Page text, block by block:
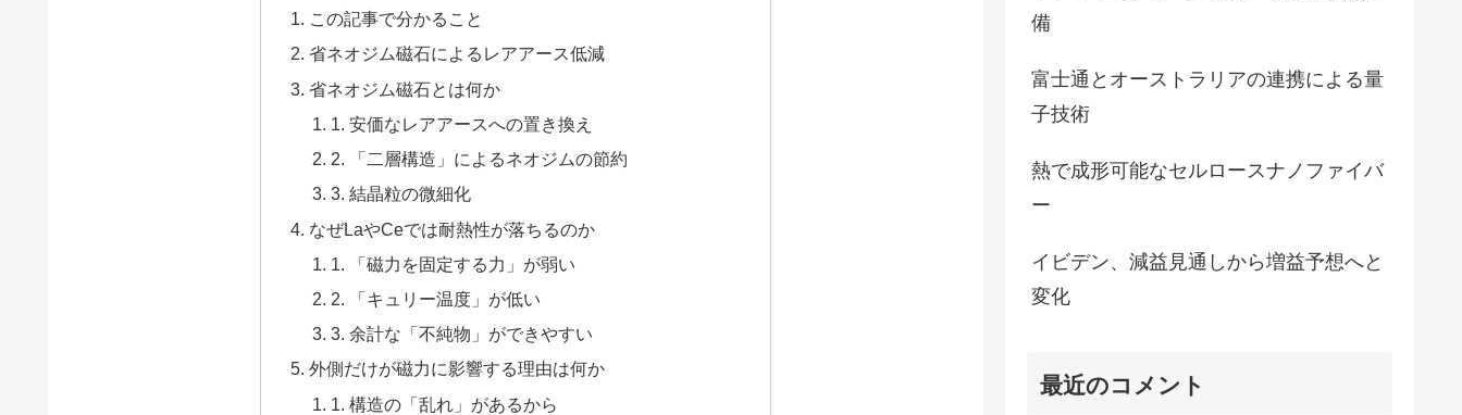
この記事で分かること
省ネオジム磁石によるレアアース低減
省ネオジム磁石とは何か
1. 安価なレアアースへの置き換え
2. 「二層構造」によるネオジムの節約
3. 結晶粒の微細化
なぜLaやCeでは耐熱性が落ちるのか
1. 「磁力を固定する力」が弱い
2. 「キュリー温度」が低い
3. 余計な「不純物」ができやすい
外側だけが磁力に影響する理由は何か
1. 構造の「乱れ」があるから
備
富士通とオーストラリアの連携による量
子技術
熱で成形可能なセルロースナノファイバ
ー
イビデン、減益見通しから増益予想へと
変化
最近のコメント